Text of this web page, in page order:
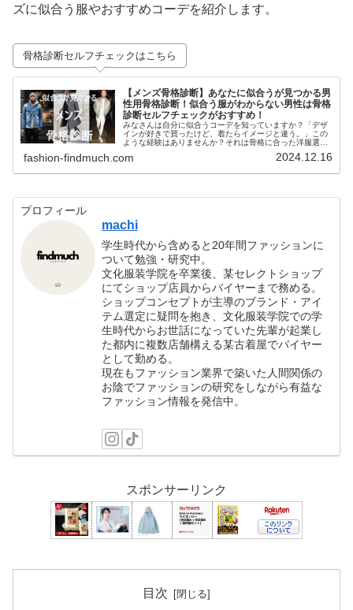
ズに似合う服やおすすめコーデを紹介します。
骨格診断セルフチェックはこちら
【メンズ骨格診断】あなたに似合うが見つかる男
性用骨格診断！似合う服がわからない男性は骨格
診断セルフチェックがおすすめ！
みなさんは自分に似合うコーデを知っていますか？「デザ
インが好きで買ったけど、着たらイメージと違う。」この
ような経験はありませんか？それは骨格に合った洋服選び
ファッションは異なります。この記...
fashion-findmuch.com 2024.12.16
プロフィール
machi
学生時代から含めると20年間ファッションに
ついて勉強・研究中。
文化服装学院を卒業後、某セレクトショップ
にてショップ店員からバイヤーまで務める。
ショップコンセプトが主導のブランド・アイ
テム選定に疑問を抱き、文化服装学院での学
生時代からお世話になっていた先輩が起業し
た都内に複数店舗構える某古着屋でバイヤー
として勤める。
現在もファッション業界で築いた人間関係の
お陰でファッションの研究をしながら有益な
ファッション情報を発信中。
スポンサーリンク
目次